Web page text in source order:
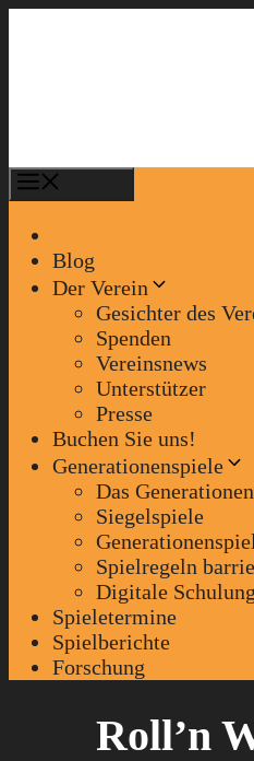
Blog
Der Verein
Gesichter des
Spenden
Vereinsnews
Unterstützer
Presse
Buchen Sie uns!
Generationenspiele
Das
Siegelspiele
Spielregeln
Digitale
Spieletermine
Spielberichte
Forschung
Roll’n